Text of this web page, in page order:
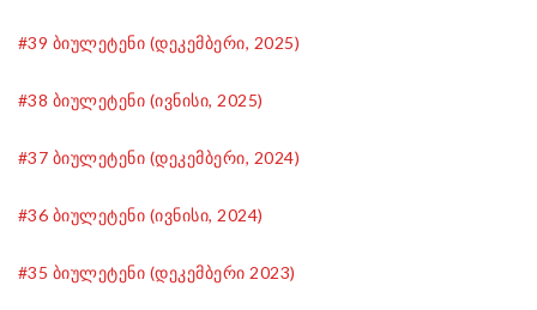
#39 ბიულეტენი (დეკემბერი, 2025)
#38 ბიულეტენი (ივნისი, 2025)
#37 ბიულეტენი (დეკემბერი, 2024)
#36 ბიულეტენი (ივნისი, 2024)
#35 ბიულეტენი (დეკემბერი 2023)